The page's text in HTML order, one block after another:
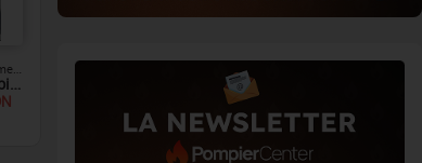
Sauvetage et déblaiement
Caméra endoscopique de poche